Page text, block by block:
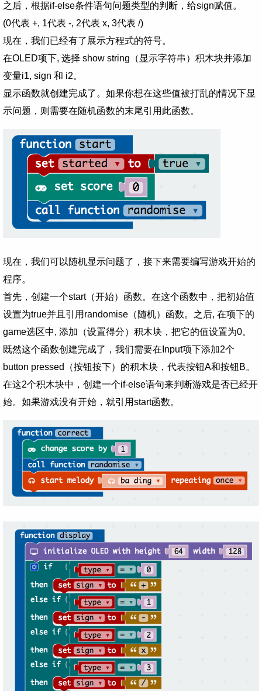
之后，根据if-else条件语句问题类型的判断，给sign赋值。
(0代表 +, 1代表 -, 2代表 x, 3代表 /)
现在，我们已经有了展示方程式的符号。
在OLED项下, 选择 show string（显示字符串）积木块并添加
变量i1, sign 和 i2。
显示函数就创建完成了。如果你想在这些值被打乱的情况下显
示问题，则需要在随机函数的末尾引用此函数。
现在，我们可以随机显示问题了，接下来需要编写游戏开始的
程序。
首先，创建一个start（开始）函数。在这个函数中，把初始值
设置为true并且引用randomise（随机）函数。之后, 在项下的
game选区中, 添加（设置得分）积木块，把它的值设置为0。
既然这个函数创建完成了，我们需要在Input项下添加2个
button pressed（按钮按下）的积木块，代表按钮A和按钮B。
在这2个积木块中，创建一个if-else语句来判断游戏是否已经开
始。如果游戏没有开始，就引用start函数。